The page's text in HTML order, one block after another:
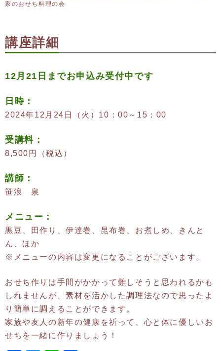
家のおせち料理の会
講座詳細
12月21日までお申込み受付中です
日時：
2024年12月24日（火）10：00～15：00
受講料：
8,500円（税込）
講師：
笹浪 泉
メニュー：
黒豆、田作り、伊達巻、昆布巻、お煮しめ、きんと
ん、ほか
※メニューの内容は変更になることがございます。
おせち作りは手間がかかって難しそうと思われるかも
しれませんが、素材を活かした調理法なので思ったよ
り簡単に調えることができます。
家族や友人の新年の健康を祈って、心と体に優しいお
せちを一緒に作りましょう！